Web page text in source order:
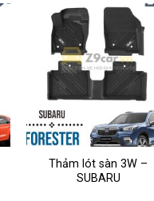
Thêm
vào
yêu
thích
Thảm lót sàn 3W –
SUBARU